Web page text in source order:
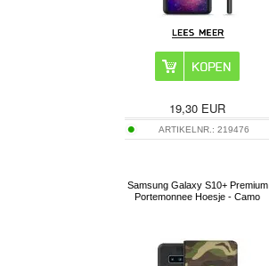
19,30 EUR
ARTIKELNR.:219476
Samsung Galaxy S10+ Premium
Portemonnee Hoesje - Camo